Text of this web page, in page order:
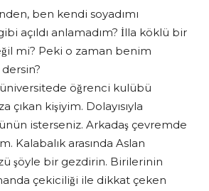
ben kendi soyadımı
açıldı anlamadım? İlla köklü bir
mi? Peki o zaman benim
üniversitede öğrenci kulübü
çıkan kişiyim. Dolayısıyla
isterseniz. Arkadaş çevremde
Kalabalık arasında Aslan
şöyle bir gezdirin. Birilerinin
çekiciliği ile dikkat çeken